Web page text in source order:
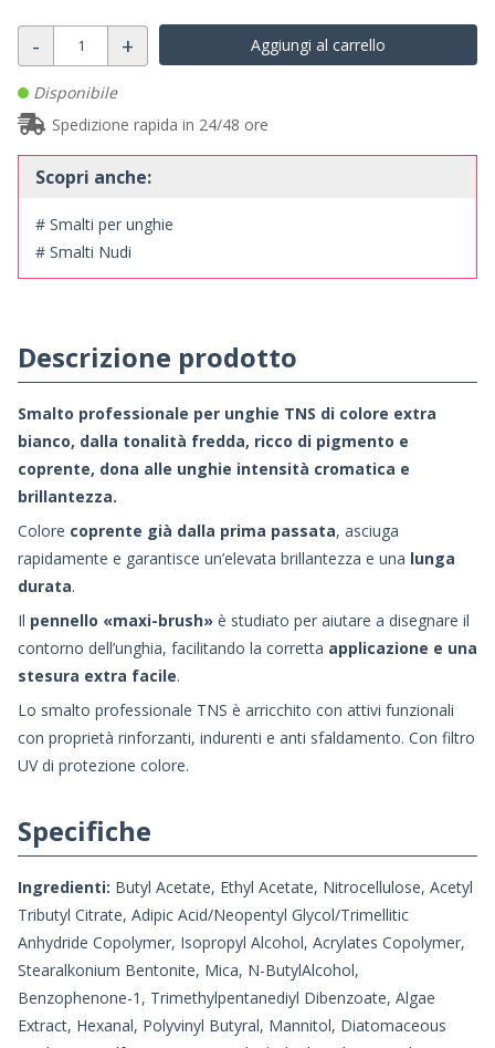
- + Aggiungi al carrello
Disponibile
Spedizione rapida in 24/48 ore
Scopri anche:
# Smalti per unghie
# Smalti Nudi
Descrizione prodotto
Smalto professionale per unghie TNS di colore extra
bianco, dalla tonalità fredda, ricco di pigmento e
coprente, dona alle unghie intensità cromatica e
brillantezza.
Colore coprente già dalla prima passata, asciuga
rapidamente e garantisce un’elevata brillantezza e una lunga
durata.
Il pennello «maxi-brush» è studiato per aiutare a disegnare il
contorno dell’unghia, facilitando la corretta applicazione e una
stesura extra facile.
Lo smalto professionale TNS è arricchito con attivi funzionali
con proprietà rinforzanti, indurenti e anti sfaldamento. Con filtro
UV di protezione colore.
Specifiche
Ingredienti: Butyl Acetate, Ethyl Acetate, Nitrocellulose, Acetyl
Tributyl Citrate, Adipic Acid/Neopentyl Glycol/Trimellitic
Anhydride Copolymer, Isopropyl Alcohol, Acrylates Copolymer,
Stearalkonium Bentonite, Mica, N-ButylAlcohol,
Benzophenone-1, Trimethylpentanediyl Dibenzoate, Algae
Extract, Hexanal, Polyvinyl Butyral, Mannitol, Diatomaceous